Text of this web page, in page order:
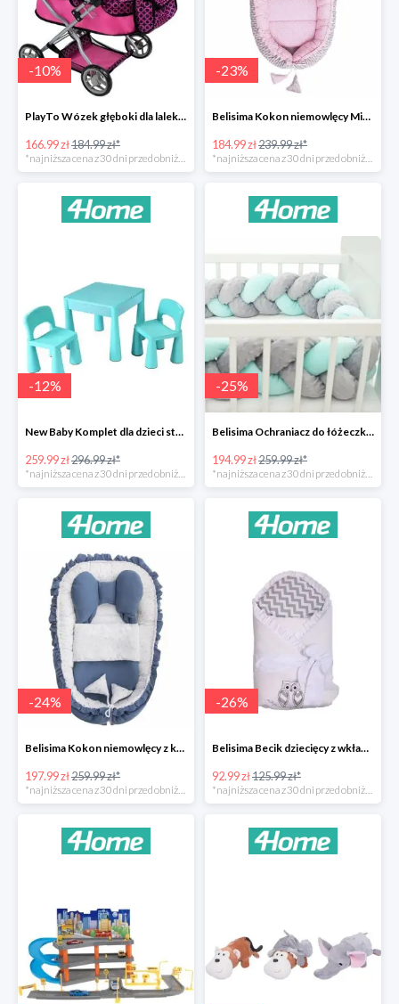
-10%
PlayTo Wózek głęboki dla lalek Viola -10%
166.99 zł184.99 zł*
-23%
Belisima Kokon niemowlęcy Minky Sweet Baby -23%
184.99 zł239.99 zł*
-12%
New Baby Komplet dla dzieci stolik i krzesełka -12%
259.99 zł296.99 zł*
*najniższa cena z 30 dni przed obniżką
-25%
Belisima Ochraniacz do łóżeczka Warkocz -25%
194.99 zł259.99 zł*
*najniższa cena z 30 dni przed obniżką
-24%
Belisima Kokon niemowlęcy z kołderką Angel Baby-23%
197.99 zł259.99 zł*
-26%
Belisima Becik dziecięcy z wkładem kokosowym Inteligentna sówka -26%
92.99 zł125.99 zł*